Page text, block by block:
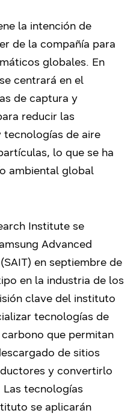
la intención de
de la compañía para
globales. En
centrará en el
de captura y
reducir las
tecnologías de aire
lo que se ha
ambiental global
Institute se
Advanced
en septiembre de
en la industria de los
clave del instituto
tecnologías de
que permitan
de sitios
y convertirlo
tecnologías
se aplicarán